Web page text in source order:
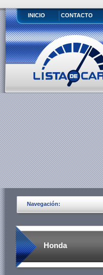
INICIO CONTACTO
Navegación:
Honda